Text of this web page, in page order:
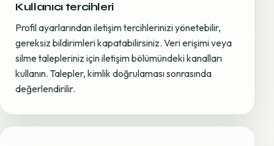
Kullanıcı tercihleri
Profil ayarlarından iletişim tercihlerinizi yönetebilir,
gereksiz bildirimleri kapatabilirsiniz. Veri erişimi veya
silme talepleriniz için iletişim bölümündeki kanalları
kullanın. Talepler, kimlik doğrulaması sonrasında
değerlendirilir.